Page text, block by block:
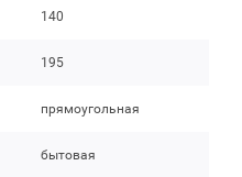
140
195
прямоугольная
бытовая